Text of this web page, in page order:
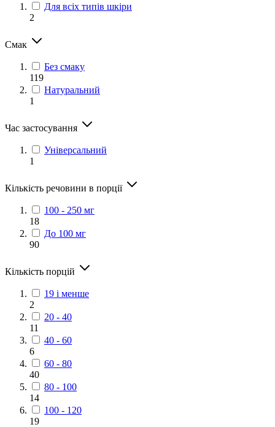
Для всіх типів шкіри
2
Смак
Без смаку
119
Натуральний
1
Час застосування
Універсальний
1
Кількість речовини в порції
100 - 250 мг
18
До 100 мг
90
Кількість порцій
19 і менше
2
20 - 40
11
40 - 60
6
60 - 80
40
80 - 100
14
100 - 120
19